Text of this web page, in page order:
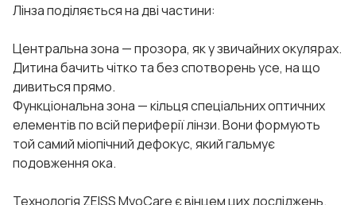
Лінза поділяється на дві частини:
Центральна зона — прозора, як у звичайних окулярах.
Дитина бачить чітко та без спотворень усе, на що
дивиться прямо.
Функціональна зона — кільця спеціальних оптичних
елементів по всій периферії лінзи. Вони формують
той самий міопічний дефокус, який гальмує
подовження ока.
Технологія ZEISS MyoCare є вінцем цих досліджень.